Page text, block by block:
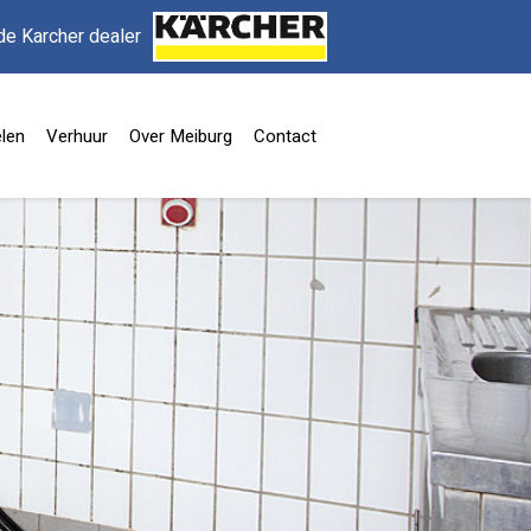
Karcher dealer
Verhuur Over Meiburg Contact